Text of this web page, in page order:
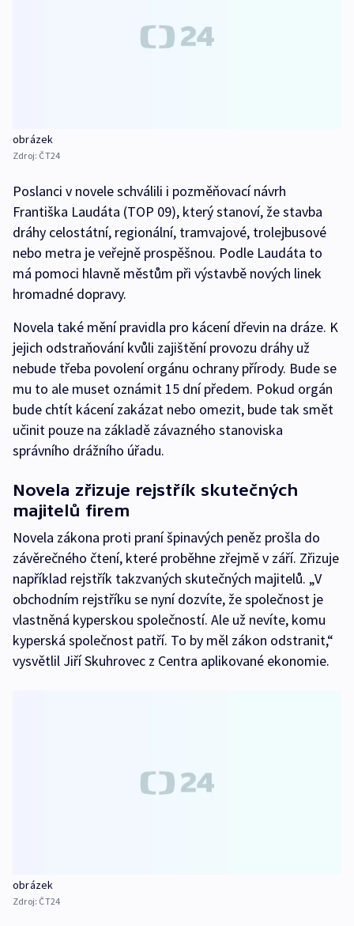
obrázek
Zdroj: ČT24
Poslanci v novele schválili i pozměňovací návrh
Františka Laudáta (TOP 09), který stanoví, že stavba
dráhy celostátní, regionální, tramvajové, trolejbusové
nebo metra je veřejně prospěšnou. Podle Laudáta to
má pomoci hlavně městům při výstavbě nových linek
hromadné dopravy.
Novela také mění pravidla pro kácení dřevin na dráze. K
jejich odstraňování kvůli zajištění provozu dráhy už
nebude třeba povolení orgánu ochrany přírody. Bude se
mu to ale muset oznámit 15 dní předem. Pokud orgán
bude chtít kácení zakázat nebo omezit, bude tak smět
učinit pouze na základě závazného stanoviska
správního drážního úřadu.
Novela zřizuje rejstřík skutečných
majitelů firem
Novela zákona proti praní špinavých peněz prošla do
závěrečného čtení, které proběhne zřejmě v září. Zřizuje
například rejstřík takzvaných skutečných majitelů. „V
obchodním rejstříku se nyní dozvíte, že společnost je
vlastněná kyperskou společností. Ale už nevíte, komu
kyperská společnost patří. To by měl zákon odstranit,“
vysvětlil Jiří Skuhrovec z Centra aplikované ekonomie.
obrázek
Zdroj: ČT24